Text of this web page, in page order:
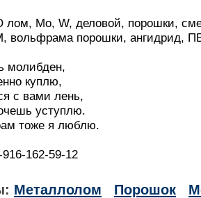
Mo, W, деловой, порошки,
порошки, ангидрид,
молибден,
куплю,
с вами лень,
уступлю.
тоже я люблю.
162-59-12
Металлолом Порошок